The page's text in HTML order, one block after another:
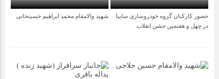
5 ماه قبل
حضور کارکنان گروه خودروسازی سایپا
در چهل و هفتمین جشن انقلاب
شهید والامقام محمد ابراهیم حسینخانی